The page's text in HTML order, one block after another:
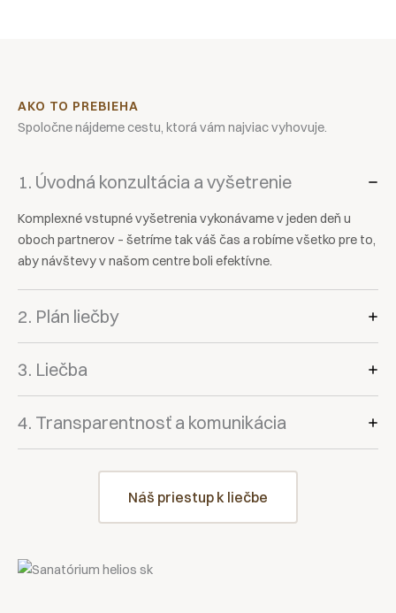
AKO TO PREBIEHA
Spoločne nájdeme cestu, ktorá vám najviac vyhovuje.
1. Úvodná konzultácia a vyšetrenie
Komplexné vstupné vyšetrenia vykonávame v jeden deň u
oboch partnerov – šetríme tak váš čas a robíme všetko pre to,
aby návštevy v našom centre boli efektívne.
2. Plán liečby
3. Liečba
4. Transparentnosť a komunikácia
Náš priestup k liečbe